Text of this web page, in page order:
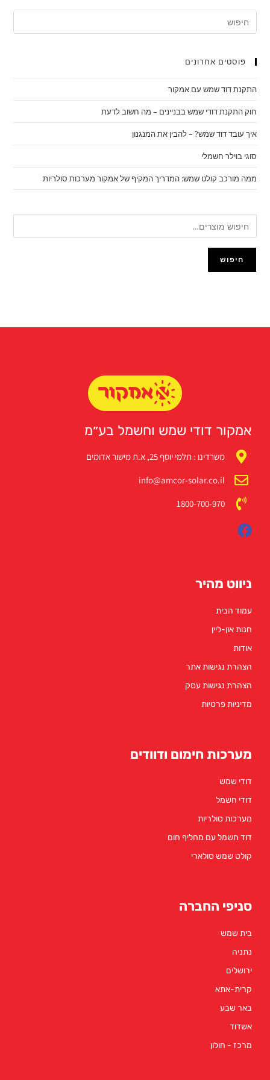
פוסטים אחרונים
התקנת דוד שמש עם אמקור
חוק התקנת דודי שמש בבניינים – מה חשוב לדעת
איך עובד דוד שמש? – להבין את המנגנון
סוגי בוילר חשמלי
ממה מורכב קולט שמש: המדריך המקיף של אמקור מערכות סולריות
חיפוש
אמקור דודי שמש וחשמל בע״מ
משרדינו : תלמי יוסף 25, א.ת מישור אדומים
info@amcor-solar.co.il
1800-700-970
ניווט מהיר
עמוד הבית
חנות און-ליין
אודות
הצהרת נגישות אתר
הצהרת נגישות עסק
מדיניות פרטיות
מערכות חימום ודוודים
דודי שמש
דודי חשמל
מערכות סולריות
דוד חשמל עם מחליף חום
קולט שמש סולארי
סניפי החברה
בית שמש
נתניה
ירושלים
קרית-אתא
באר שבע
אשדוד
מרכז - חולון